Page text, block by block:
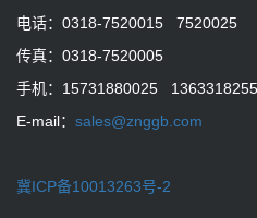
电话：0318-7520015 7520025
传真：0318-7520005
手机：15731880025
E-mail： sales@znggb.com
冀ICP备10013263号-2